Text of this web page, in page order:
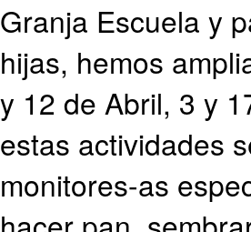
Granja Escuela y
hijas, hemos
y 12 de Abril, 3 y
estas actividades
monitores-as